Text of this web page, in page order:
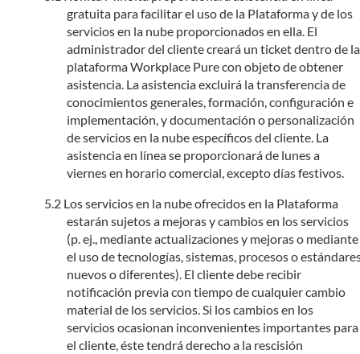
gratuita para facilitar el uso de la Plataforma y de los
servicios en la nube proporcionados en ella. El
administrador del cliente creará un ticket dentro de la
plataforma Workplace Pure con objeto de obtener
asistencia. La asistencia excluirá la transferencia de
conocimientos generales, formación, configuración e
implementación, y documentación o personalización
de servicios en la nube específicos del cliente. La
asistencia en línea se proporcionará de lunes a
viernes en horario comercial, excepto días festivos.
Los servicios en la nube ofrecidos en la Plataforma
estarán sujetos a mejoras y cambios en los servicios
(p. ej., mediante actualizaciones y mejoras o mediante
el uso de tecnologías, sistemas, procesos o
nuevos o diferentes). El cliente debe recibir
notificación previa con tiempo de cualquier cambio
material de los servicios. Si los cambios en los
servicios ocasionan inconvenientes importantes para
el cliente, éste tendrá derecho a la rescisión